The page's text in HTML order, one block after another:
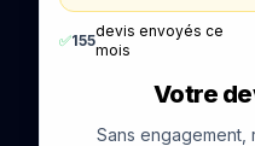
✅155
devis envoyés ce
mois
Votre
Sans